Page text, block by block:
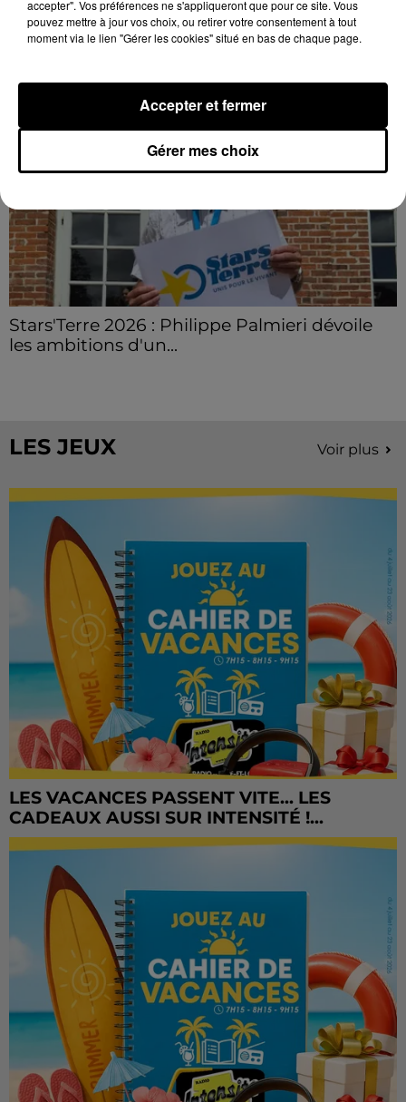
France.
LE GRAND FORMAT Voir plus
Stars'Terre 2026 : Philippe Palmieri dévoile
les ambitions d'un...
LES JEUX Voir plus
LES VACANCES PASSENT VITE... LES
CADEAUX AUSSI SUR INTENSITÉ !...
accepter". Vos préférences ne s'appliqueront que pour ce site. Vous
pouvez mettre à jour vos choix, ou retirer votre consentement à tout
moment via le lien "Gérer les cookies" situé en bas de chaque page.
Gérer mes choix
Accepter et fermer